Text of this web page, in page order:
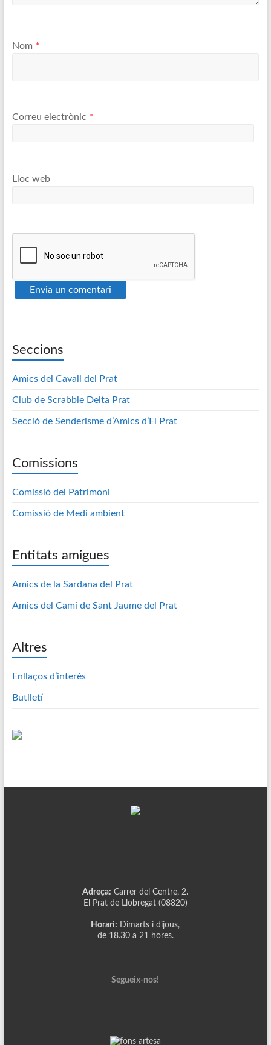
Nom *
Correu electrònic *
Lloc web
Seccions
Amics del Cavall del Prat
Club de Scrabble Delta Prat
Secció de Senderisme d’Amics d’El Prat
Comissions
Comissió del Patrimoni
Comissió de Medi ambient
Entitats amigues
Amics de la Sardana del Prat
Amics del Camí de Sant Jaume del Prat
Altres
Enllaços d’interès
Butlletí
Adreça: Carrer del Centre, 2.
El Prat de Llobregat (08820)
Horari: Dimarts i dijous,
de 18.30 a 21 hores.
Segueix-nos!